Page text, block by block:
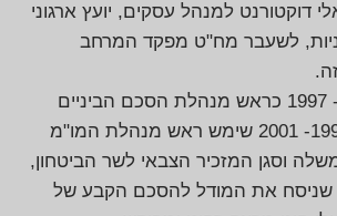
דוקטורנט למנהל עסקים, יועץ ארגוני
לשעבר מח"ט מפקד המרחב
כיהן בשנים 1995- 1997 כראש מנהלת הסכם הביניים
בצה"ל, ובשנים 1999- 2001 שימש ראש מנהלת המו"מ
וסגן המזכיר הצבאי לשר הביטחון,
שניסח את המודל להסכם הקבע של